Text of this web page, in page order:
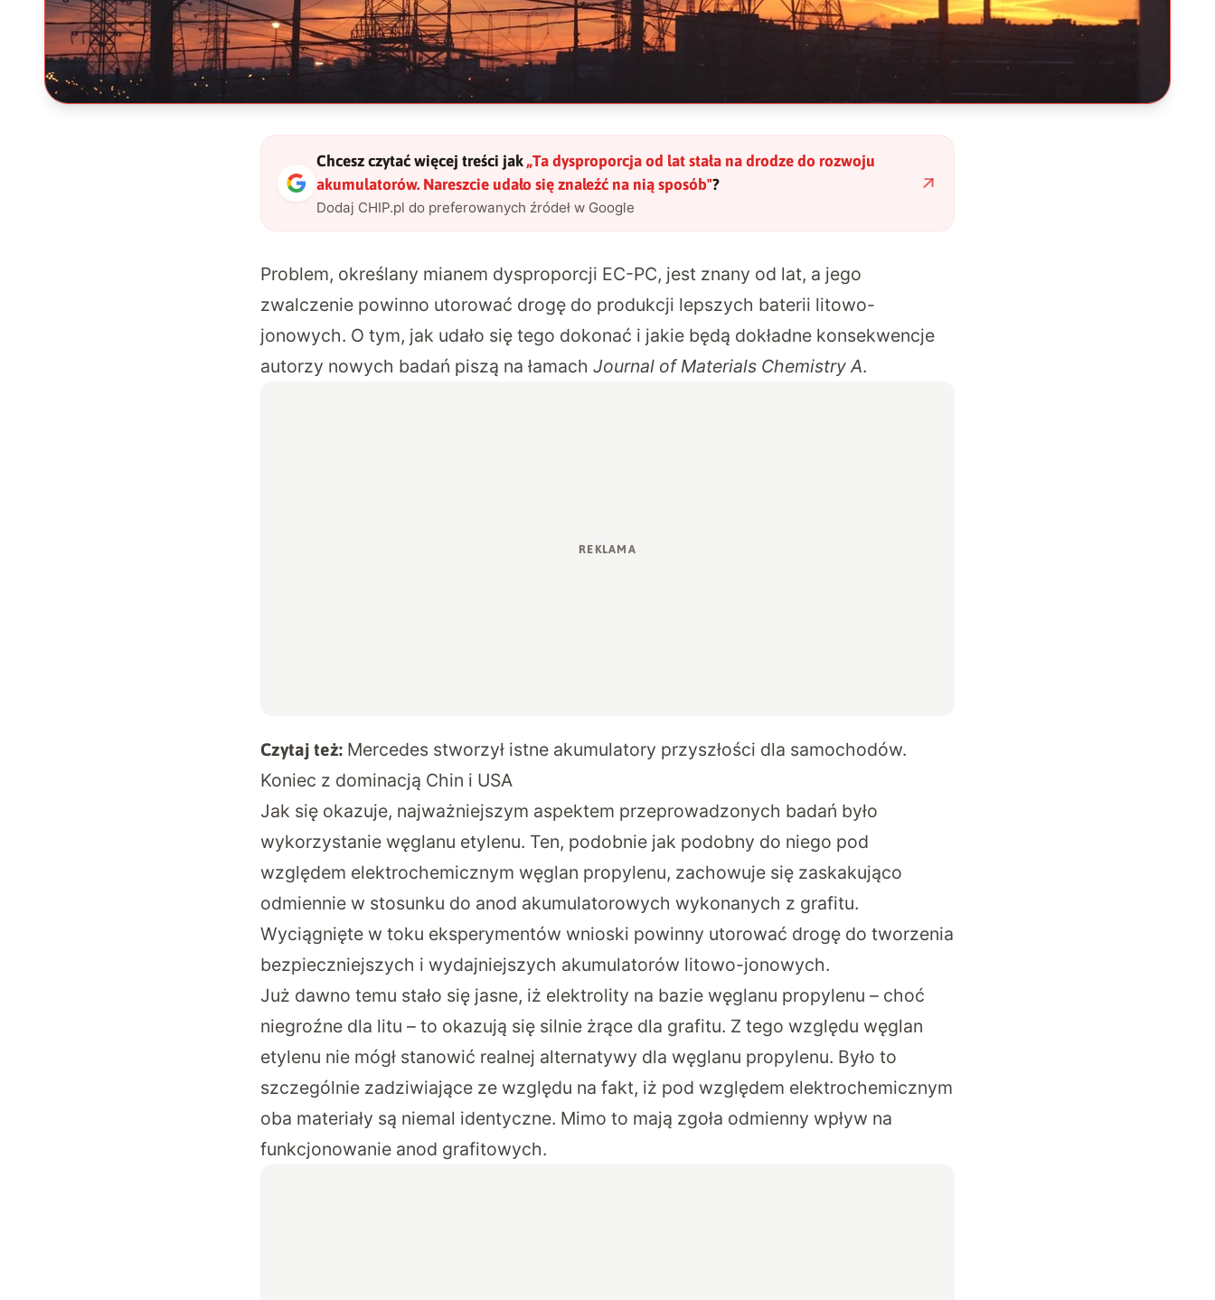
Chcesz czytać więcej treści jak „Ta dysproporcja od lat stała na drodze do rozwoju
akumulatorów. Nareszcie udało się znaleźć na nią sposób"?
Dodaj CHIP.pl do preferowanych źródeł w Google
Problem, określany mianem dysproporcji EC-PC, jest znany od lat, a jego
zwalczenie powinno utorować drogę do produkcji lepszych baterii litowo-
jonowych. O tym, jak udało się tego dokonać i jakie będą dokładne konsekwencje
autorzy nowych badań piszą na łamach Journal of Materials Chemistry A.
Czytaj też: Mercedes stworzył istne akumulatory przyszłości dla samochodów.
Koniec z dominacją Chin i USA
Jak się okazuje, najważniejszym aspektem przeprowadzonych badań było
wykorzystanie węglanu etylenu. Ten, podobnie jak podobny do niego pod
względem elektrochemicznym węglan propylenu, zachowuje się zaskakująco
odmiennie w stosunku do anod akumulatorowych wykonanych z grafitu.
Wyciągnięte w toku eksperymentów wnioski powinny utorować drogę do tworzenia
bezpieczniejszych i wydajniejszych akumulatorów litowo-jonowych.
Już dawno temu stało się jasne, iż elektrolity na bazie węglanu propylenu – choć
niegroźne dla litu – to okazują się silnie żrące dla grafitu. Z tego względu węglan
etylenu nie mógł stanowić realnej alternatywy dla węglanu propylenu. Było to
szczególnie zadziwiające ze względu na fakt, iż pod względem elektrochemicznym
oba materiały są niemal identyczne. Mimo to mają zgoła odmienny wpływ na
funkcjonowanie anod grafitowych.